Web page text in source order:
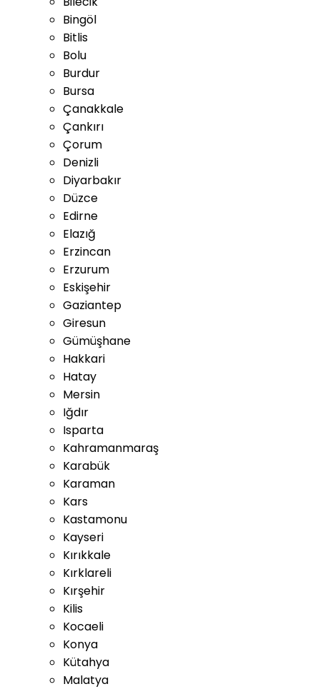
Bingöl
Bitlis
Bolu
Burdur
Bursa
Çanakkale
Çankırı
Çorum
Denizli
Diyarbakır
Düzce
Edirne
Elazığ
Erzincan
Erzurum
Eskişehir
Gaziantep
Giresun
Gümüşhane
Hakkari
Hatay
Mersin
Iğdır
Isparta
Kahramanmaraş
Karabük
Karaman
Kars
Kastamonu
Kayseri
Kırıkkale
Kırklareli
Kırşehir
Kilis
Kocaeli
Konya
Kütahya
Malatya